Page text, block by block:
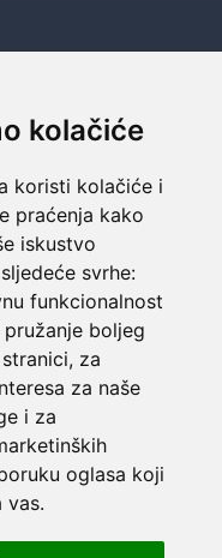
kolačiće
koristi kolačiće i
praćenja kako
iskustvo
svrhe:
funkcionalnost
pružanje boljeg
, za
za naše
i za
oglasa koji
vas.